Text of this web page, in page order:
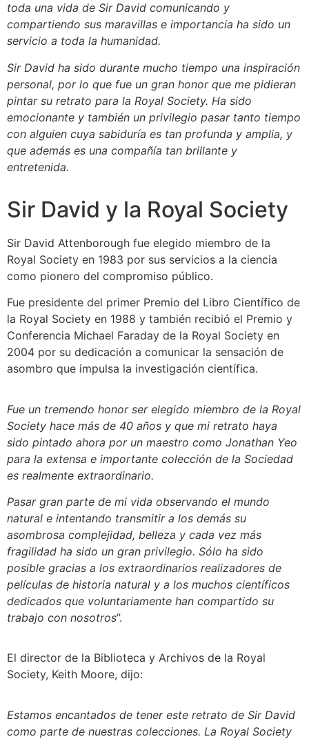
toda una vida de Sir David comunicando y
compartiendo sus maravillas e importancia ha sido un
servicio a toda la humanidad.
Sir David ha sido durante mucho tiempo una inspiración
personal, por lo que fue un gran honor que me pidieran
pintar su retrato para la Royal Society. Ha sido
emocionante y también un privilegio pasar tanto tiempo
con alguien cuya sabiduría es tan profunda y amplia, y
que además es una compañía tan brillante y
entretenida.
Sir David y la Royal Society
Sir David Attenborough fue elegido miembro de la
Royal Society en 1983 por sus servicios a la ciencia
como pionero del compromiso público.
Fue presidente del primer Premio del Libro Científico de
la Royal Society en 1988 y también recibió el Premio y
Conferencia Michael Faraday de la Royal Society en
2004 por su dedicación a comunicar la sensación de
asombro que impulsa la investigación científica.
Fue un tremendo honor ser elegido miembro de la Royal
Society hace más de 40 años y que mi retrato haya
sido pintado ahora por un maestro como Jonathan Yeo
para la extensa e importante colección de la Sociedad
es realmente extraordinario.
Pasar gran parte de mi vida observando el mundo
natural e intentando transmitir a los demás su
asombrosa complejidad, belleza y cada vez más
fragilidad ha sido un gran privilegio. Sólo ha sido
posible gracias a los extraordinarios realizadores de
películas de historia natural y a los muchos científicos
dedicados que voluntariamente han compartido su
trabajo con nosotros”.
El director de la Biblioteca y Archivos de la Royal
Society, Keith Moore, dijo:
Estamos encantados de tener este retrato de Sir David
como parte de nuestras colecciones. La Royal Society